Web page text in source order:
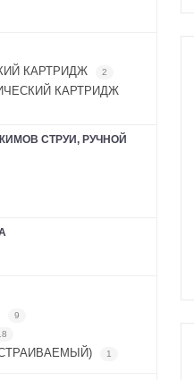
КАРТРИДЖ 2
КАРТРИДЖ
СТРУИ, РУЧНОЙ
9
1